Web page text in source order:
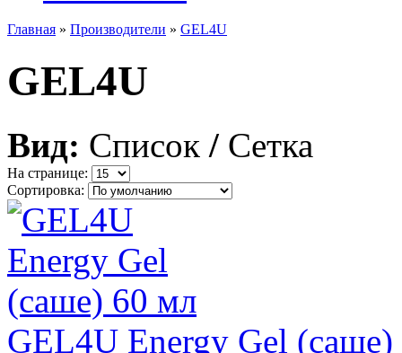
Главная » Производители » GEL4U
GEL4U
Вид: Список / Сетка
На странице:
Сортировка:
GEL4U Energy Gel